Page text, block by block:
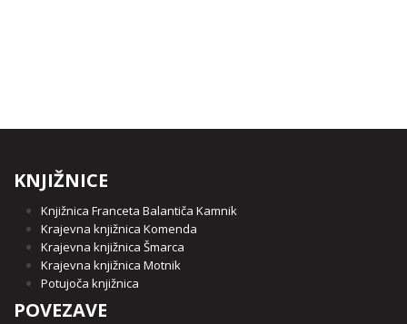
KNJIŽNICE
Knjižnica Franceta Balantiča Kamnik
Krajevna knjižnica Komenda
Krajevna knjižnica Šmarca
Krajevna knjižnica Motnik
Potujoča knjižnica
POVEZAVE